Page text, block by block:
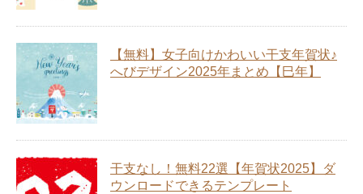
【無料】女子向けかわいい干支年賀状♪
へびデザイン2025年まとめ【巳年】
干支なし！無料22選【年賀状2025】ダ
ウンロードできるテンプレート